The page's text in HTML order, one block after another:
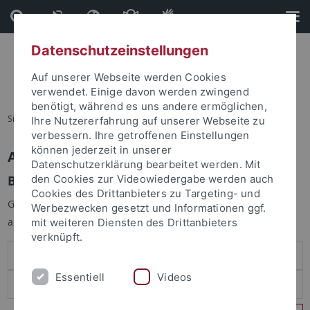
Direkt
zum
Inhalt
Direkt
zur
Fußleiste
Sie sind hier: Startseite
Anmelden
Benutzeranmeldung
Geben Sie Ihren Benutzernamen und Ihr Passwort an um sich
anzumelden:
Datenschutzeinstellungen
Auf unserer Webseite werden Cookies
verwendet. Einige davon werden zwingend
benötigt, während es uns andere ermöglichen,
Ihre Nutzererfahrung auf unserer Webseite zu
verbessern. Ihre getroffenen Einstellungen
können jederzeit in unserer
Datenschutzerklärung bearbeitet werden. Mit
den Cookies zur Videowiedergabe werden auch
Cookies des Drittanbieters zu Targeting- und
Werbezwecken gesetzt und Informationen ggf.
mit weiteren Diensten des Drittanbieters
verknüpft.
Essentiell Videos